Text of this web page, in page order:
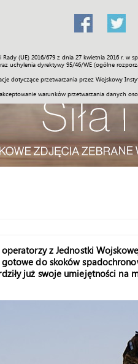
(UE) 2016/679 z dnia 27 kwietnia 2016
uchylenia dyrektywy 95/46/WE (ogólne
dotyczące przetwarzania przez Wojskowy
warunków przetwarzania danych
Społeczność Sport
z Jednostki
do skoków
już swoje umiejętności na